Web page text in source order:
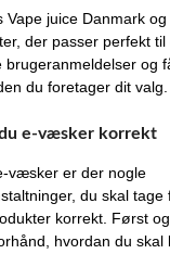
Vape juice Danmark
der passer perfekt
og
du foretager dit valg.
e-væsker korrekt
væsker er der nogle
du skal tage
korrekt. Først
hvordan du skal